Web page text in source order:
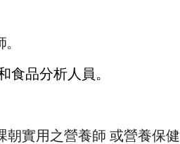
食品分析人員。
朝實用之營養師 或營養保健